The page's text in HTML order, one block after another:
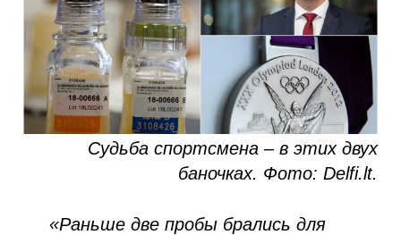
Судьба спортсмена – в этих двух
баночках. Фото: Delfi.lt.
«Раньше две пробы брались для